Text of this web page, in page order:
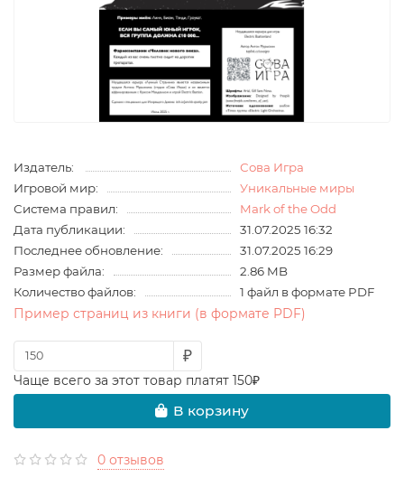
Издатель:
Сова Игра
Игровой мир:
Уникальные миры
Система правил:
Mark of the Odd
Дата публикации:
31.07.2025 16:32
Последнее обновление:
31.07.2025 16:29
Размер файла:
2.86 MB
Количество файлов:
1 файл в формате PDF
Пример страниц из книги (в формате PDF)
₽
Чаще всего за этот товар платят 150₽
В корзину
0 отзывов